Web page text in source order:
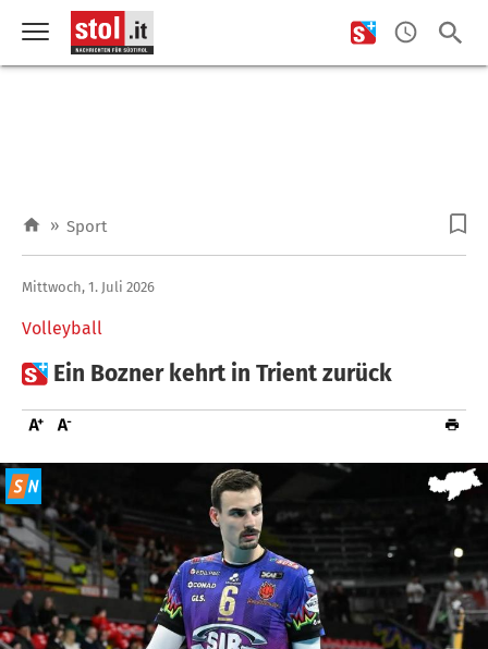
» Sport
Volleyball
Mittwoch, 1. Juli 2026
 Ein Bozner kehrt in Trient zurück